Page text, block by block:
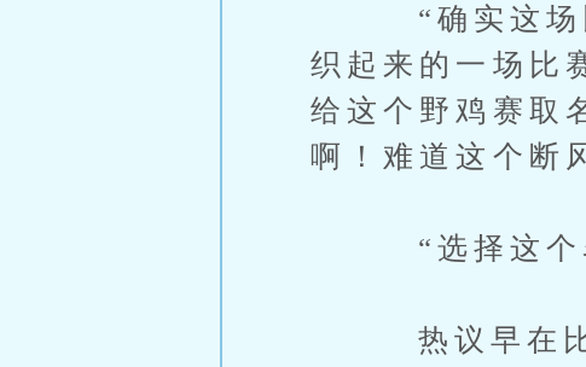
“确实这场比
织起来的一场比
给这个野鸡赛取
啊！难道这个断
“选择这个名
热议早在比赛